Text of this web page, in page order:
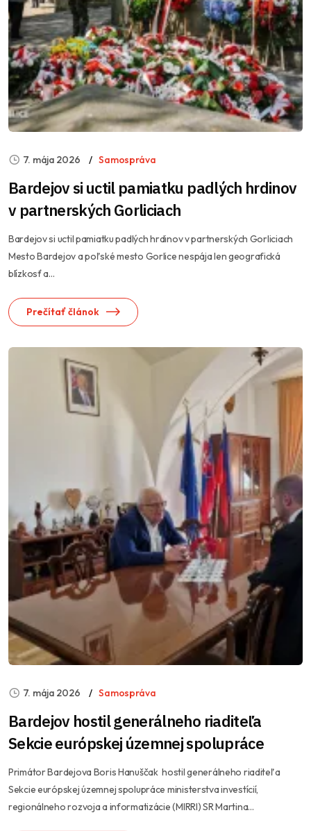
7. mája 2026 Samospráva
Bardejov si uctil pamiatku padlých hrdinov
v partnerských Gorliciach
Bardejov si uctil pamiatku padlých hrdinov v partnerských Gorliciach ​
Mesto Bardejov a poľské mesto Gorlice nespája len geografická
blízkosť a...
Prečítať článok
7. mája 2026 Samospráva
Bardejov hostil generálneho riaditeľa
Sekcie európskej územnej spolupráce
Primátor Bardejova Boris Hanuščak hostil generálneho riaditeľa
Sekcie európskej územnej spolupráce ministerstva investícií,
regionálneho rozvoja a informatizácie (MIRRI) SR Martina...